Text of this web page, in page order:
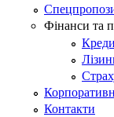
Фінанси та
Контакти